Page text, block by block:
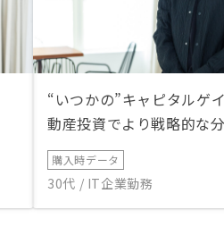
“いつかの”キャピタルゲ
動産投資でより戦略的な
購入時データ
30代 / IT企業勤務